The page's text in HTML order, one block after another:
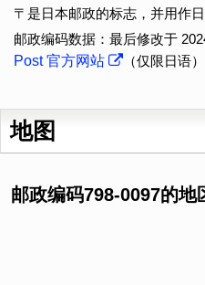
〒是日本邮政的标志，并用作日
邮政编码数据：最后修改于
Post 官方网站
（仅限日语
地图
邮政编码798-0097的地